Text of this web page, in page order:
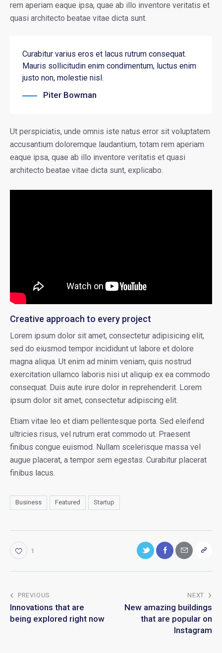
rem aperiam eaque ipsa, quae ab illo inventore veritatis et
quasi architecto beatae vitae dicta sunt.
Curabitur varius eros et lacus rutrum consequat.
Mauris sollicitudin enim condimentum, luctus enim
justo non, molestie nisl.
Piter Bowman
Ut perspiciatis, unde omnis iste natus error sit voluptatem
accusantium doloremque laudantium, totam rem aperiam
eaque ipsa, quae ab illo inventore veritatis et quasi
architecto beatae vitae dicta sunt, explicabo.
Creative approach to every project
Lorem ipsum dolor sit amet, consectetur adipisicing elit,
sed do eiusmod tempor incididunt ut labore et dolore
magna aliqua. Ut enim ad minim veniam, quis nostrud
exercitation ullamco laboris nisi ut aliquip ex ea commodo
consequat. Duis aute irure dolor in reprehenderit. Lorem
ipsum dolor sit amet, consectetur adipiscing elit.
Etiam vitae leo et diam pellentesque porta. Sed eleifend
ultricies risus, vel rutrum erat commodo ut. Praesent
finibus congue euismod. Nullam scelerisque massa vel
augue placerat, a tempor sem egestas. Curabitur placerat
finibus lacus.
Business Featured Startup
1
PREVIOUS
Innovations that are
being explored right now
NEXT
New amazing buildings
that are popular on
Instagram